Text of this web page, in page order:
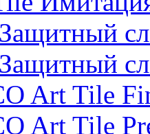
Защитный
Защитный
Art Tile
Art Tile